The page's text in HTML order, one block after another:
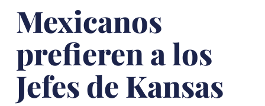
Mexicanos
prefieren a los
Jefes de Kansas